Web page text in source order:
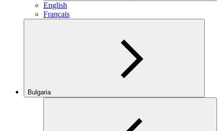
English
Français
Bulgaria